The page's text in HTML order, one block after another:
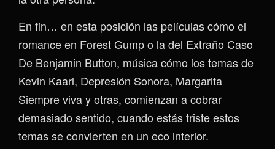
En fin… en esta posición las películas cómo el
romance en Forest Gump o la del Extraño Caso
De Benjamin Button, música cómo los temas de
Kevin Kaarl, Depresión Sonora, Margarita
Siempre viva y otras, comienzan a cobrar
demasiado sentido, cuando estás triste estos
temas se convierten en un eco interior.